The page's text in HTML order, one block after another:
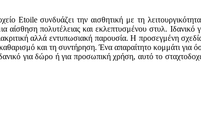
Etoile συνδυάζει την αισθητική με τη
αίσθηση πολυτέλειας και εκλεπτυσμένου στυλ.
αλλά εντυπωσιακή παρουσία. Η προσεγμένη
και τη συντήρηση. Ένα απαραίτητο κομμάτι για
για δώρο ή για προσωπική χρήση, αυτό το